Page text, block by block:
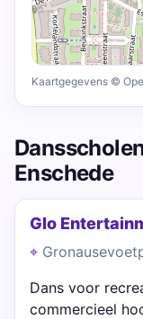
Kaartgegevens ©
Enschede
Glo
Dans voor
commercieel